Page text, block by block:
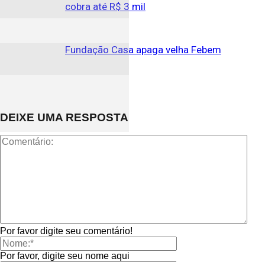
cobra até R$ 3 mil
Fundação Casa apaga velha Febem
DEIXE UMA RESPOSTA
Por favor digite seu comentário!
Por favor, digite seu nome aqui